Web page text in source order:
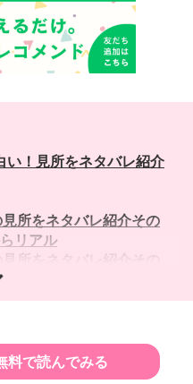
い！見所をネタバレ紹介
所をネタバレ紹介その
リアル
所をネタバレ紹介その
を応援したくなる
所をネタバレ紹介その
引退後の2人の進路は？
紹介：大学生になった2
料で読んでみる